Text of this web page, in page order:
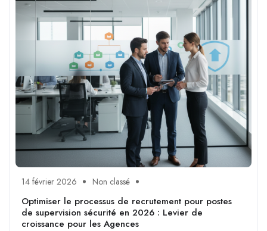
14 février 2026 Non classé
Optimiser le processus de recrutement pour postes
de supervision sécurité en 2026 : Levier de
croissance pour les Agences